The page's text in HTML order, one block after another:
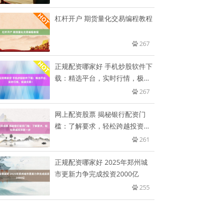
杠杆开户 期货量化交易编程教程
267
正规配资哪家好 手机炒股软件下
载：精选平台，实时行情，极速
267
网上配资股票 揭秘银行配资门
槛：了解要求，轻松跨越投资第
261
正规配资哪家好 2025年郑州城
市更新力争完成投资2000亿
255